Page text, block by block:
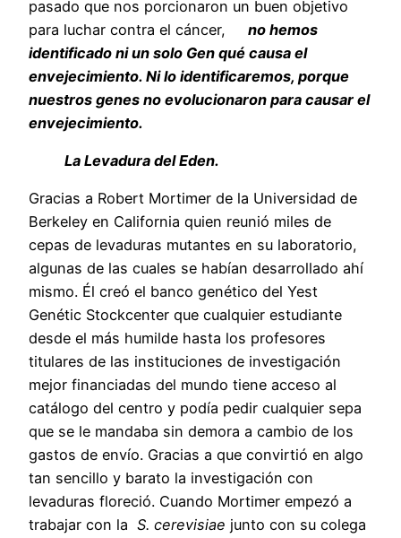
pasado que nos porcionaron un buen objetivo
para luchar contra el cáncer,
no hemos
identificado ni un solo Gen qué causa el
envejecimiento. Ni lo identificaremos, porque
nuestros genes no evolucionaron para causar el
envejecimiento.
La Levadura del Eden.
Gracias a Robert Mortimer de la Universidad de
Berkeley en California quien reunió miles de
cepas de levaduras mutantes en su laboratorio,
algunas de las cuales se habían desarrollado ahí
mismo. Él creó el banco genético del Yest
Genétic Stockcenter que cualquier estudiante
desde el más humilde hasta los profesores
titulares de las instituciones de investigación
mejor financiadas del mundo tiene acceso al
catálogo del centro y podía pedir cualquier sepa
que se le mandaba sin demora a cambio de los
gastos de envío. Gracias a que convirtió en algo
tan sencillo y barato la investigación con
levaduras floreció. Cuando Mortimer empezó a
trabajar con la S. cerevisiae junto con su colega